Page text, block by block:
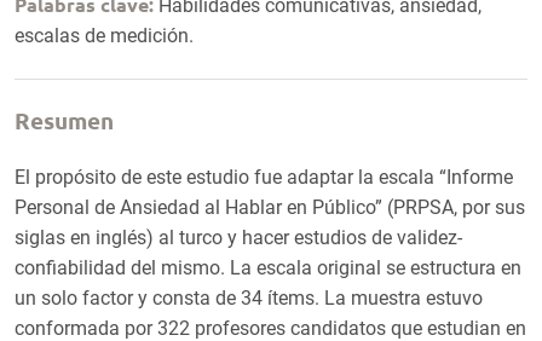
Habilidades comunicativas, ansiedad,
escalas de medición.
Resumen
El propósito de este estudio fue adaptar la escala “Informe
Personal de Ansiedad al Hablar en Público” (PRPSA, por sus
siglas en inglés) al turco y hacer estudios de validez-
confiabilidad del mismo. La escala original se estructura en
un solo factor y consta de 34 ítems. La muestra estuvo
conformada por 322 profesores candidatos que estudian en